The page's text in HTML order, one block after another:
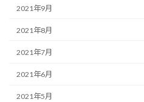
2021年9月
2021年8月
2021年7月
2021年6月
2021年5月